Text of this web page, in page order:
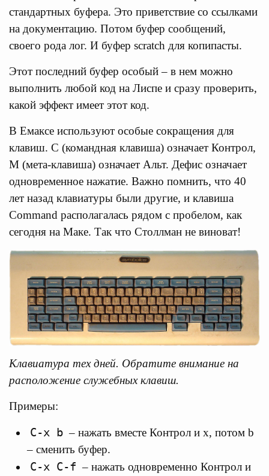
стандартных буфера. Это приветствие со ссылками
на документацию. Потом буфер сообщений,
своего рода лог. И буфер scratch для копипасты.
Этот последний буфер особый – в нем можно
выполнить любой код на Лиспе и сразу проверить,
какой эффект имеет этот код.
В Емаксе используют особые сокращения для
клавиш. C (командная клавиша) означает Контрол,
M (мета-клавиша) означает Альт. Дефис означает
одновременное нажатие. Важно помнить, что 40
лет назад клавиатуры были другие, и клавиша
Command располагалась рядом с пробелом, как
сегодня на Маке. Так что Столлман не виноват!
Клавиатура тех дней. Обратите внимание на
расположение служебных клавиш.
Примеры:
C-x b – нажать вместе Контрол и x, потом b
– сменить буфер.
C-x C-f – нажать одновременно Контрол и